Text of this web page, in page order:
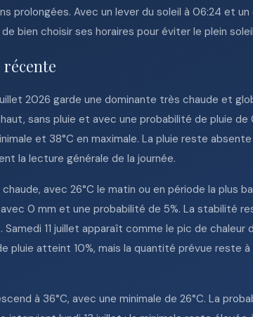
prolongées. Avec un lever du soleil à 06:24 et
bien choisir ses horaires pour éviter le plein
récente
2026 garde une dominante très chaude et
sans pluie et avec une probabilité de pluie de
et 38°C en maximale. La pluie reste
la lecture générale de la journée.
avec 26°C le matin ou en période la plus
0 mm et une probabilité de 5%. La stabilité
11 juillet apparaît comme le pic de chaleur
pluie atteint 10%, mais la quantité prévue reste
à 36°C, avec une minimale de 26°C. La